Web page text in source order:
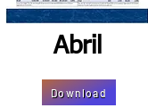
Abril
Download